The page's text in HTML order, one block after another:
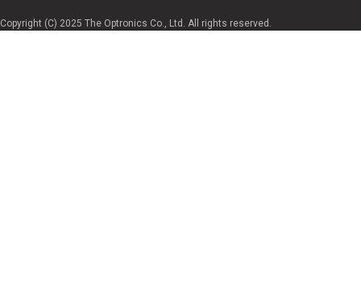
Copyright (C) 2025 The Optronics Co., Ltd. All rights reserved.